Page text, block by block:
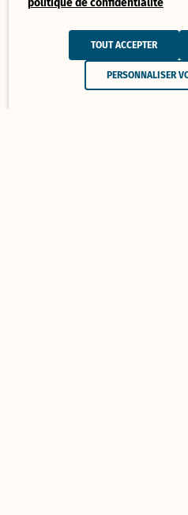
politique de confidentialité
TOUT ACCEPTER
PERSONNALISER